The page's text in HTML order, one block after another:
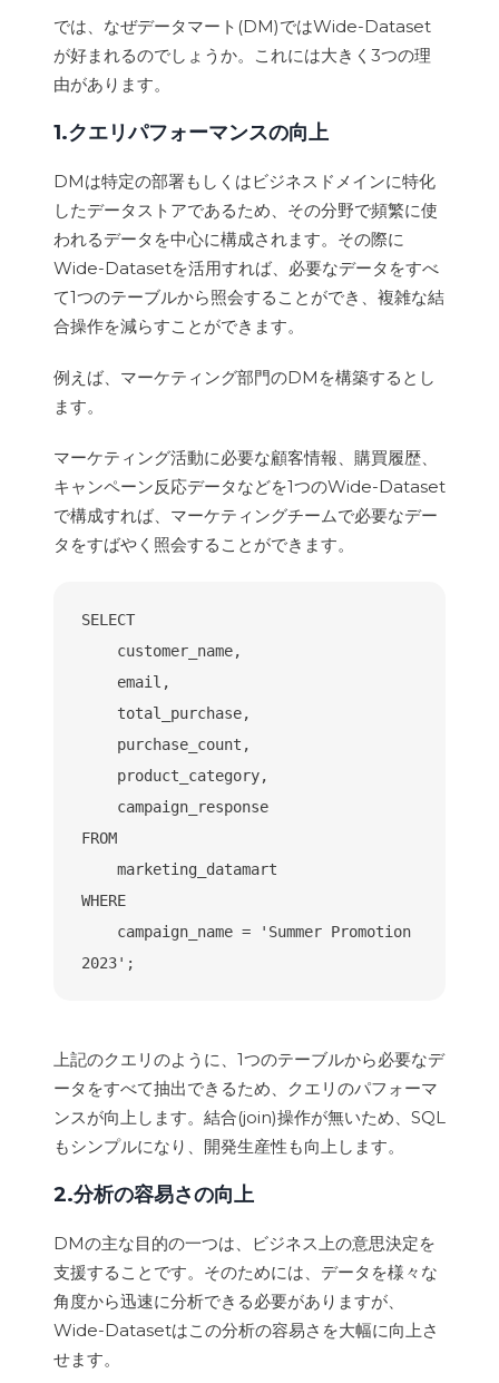
では、なぜデータマート(DM)ではWide-Dataset
が好まれるのでしょうか。これには大きく3つの理
由があります。
1.クエリパフォーマンスの向上
DMは特定の部署もしくはビジネスドメインに特化
したデータストアであるため、その分野で頻繁に使
われるデータを中心に構成されます。その際に
Wide-Datasetを活用すれば、必要なデータをすべ
て1つのテーブルから照会することができ、複雑な結
合操作を減らすことができます。
例えば、マーケティング部門のDMを構築するとし
ます。
マーケティング活動に必要な顧客情報、購買履歴、
キャンペーン反応データなどを1つのWide-Dataset
で構成すれば、マーケティングチームで必要なデー
タをすばやく照会することができます。
SELECT
FROM
WHERE
2023';
上記のクエリのように、1つのテーブルから必要なデ
ータをすべて抽出できるため、クエリのパフォーマ
ンスが向上します。結合(join)操作が無いため、SQL
もシンプルになり、開発生産性も向上します。
2.分析の容易さの向上
DMの主な目的の一つは、ビジネス上の意思決定を
支援することです。そのためには、データを様々な
角度から迅速に分析できる必要がありますが、
Wide-Datasetはこの分析の容易さを大幅に向上さ
せます。